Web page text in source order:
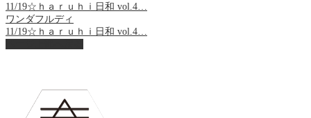
11/19☆ｈａｒｕｈｉ日和 vol.4…
ワンダフルディ
11/19☆ｈａｒｕｈｉ日和 vol.4…